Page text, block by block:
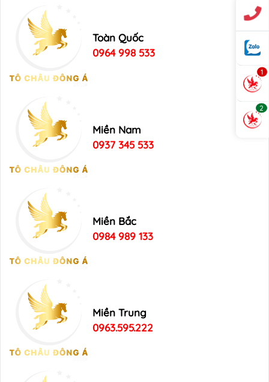
Toàn Quốc
0964 998 533
Miền Nam
0937 345 533
Miền Bắc
0984 989 133
Miền Trung
0963.595.222
1
2